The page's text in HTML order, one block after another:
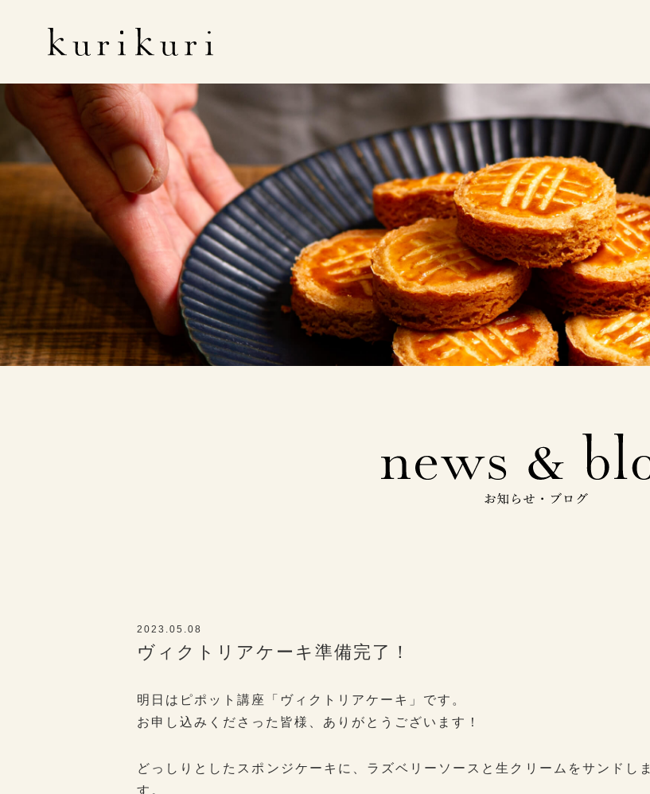
2023.05.08
ヴィクトリアケーキ準備完了！
明日はピポット講座「ヴィクトリアケーキ」です。
お申し込みくださった皆様、ありがとうございます！
どっしりとしたスポンジケーキに、ラズベリーソースと生クリームをサンドしま
す。